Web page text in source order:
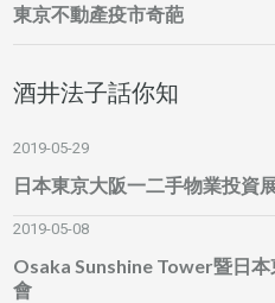
東京不動產疫市奇葩
酒井法子話你知
2019-05-29
日本東京大阪一二手物業投資
2019-05-08
Osaka Sunshine Tower暨日
會